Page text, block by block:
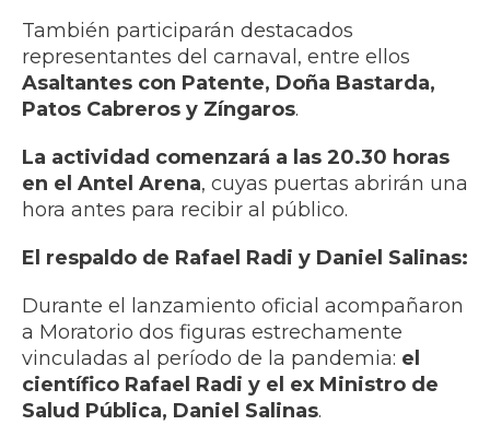
También participarán destacados
representantes del carnaval, entre ellos
Asaltantes con Patente, Doña Bastarda,
Patos Cabreros y Zíngaros.
La actividad comenzará a las 20.30 horas
en el Antel Arena, cuyas puertas abrirán una
hora antes para recibir al público.
El respaldo de Rafael Radi y Daniel Salinas:
Durante el lanzamiento oficial acompañaron
a Moratorio dos figuras estrechamente
vinculadas al período de la pandemia: el
científico Rafael Radi y el ex Ministro de
Salud Pública, Daniel Salinas.